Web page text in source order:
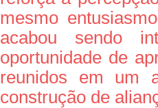
mesmo
acabou sendo
oportunidade de
reunidos em um
construção de